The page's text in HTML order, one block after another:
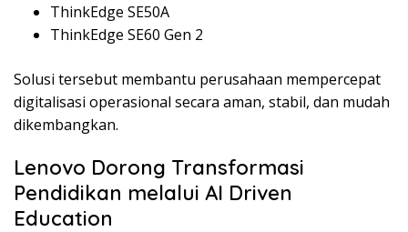
ThinkEdge SE50A
ThinkEdge SE60 Gen 2
Solusi tersebut membantu perusahaan mempercepat
digitalisasi operasional secara aman, stabil, dan mudah
dikembangkan.
Lenovo Dorong Transformasi
Pendidikan melalui AI Driven
Education